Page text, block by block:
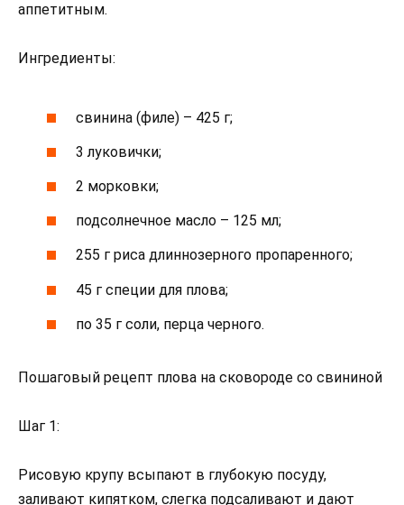
аппетитным.
Ингредиенты:
свинина (филе) – 425 г;
3 луковички;
2 морковки;
подсолнечное масло – 125 мл;
255 г риса длиннозерного пропаренного;
45 г специи для плова;
по 35 г соли, перца черного.
Пошаговый рецепт плова на сковороде со свининой
Шаг 1:
Рисовую крупу всыпают в глубокую посуду,
заливают кипятком, слегка подсаливают и дают